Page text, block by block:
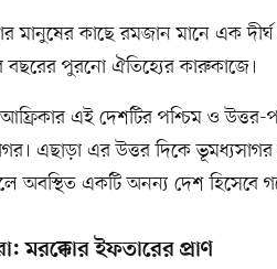
মানুষের কাছে রমজান মানে এক
বছরের পুরনো ঐতিহ্যের কারুকাজে।
এই দেশটির পশ্চিম ও উত্তর-
এছাড়া এর উত্তর দিকে
অবস্থিত একটি অনন্য দেশ হিসেবে
মরক্কোর ইফতারের প্রাণ